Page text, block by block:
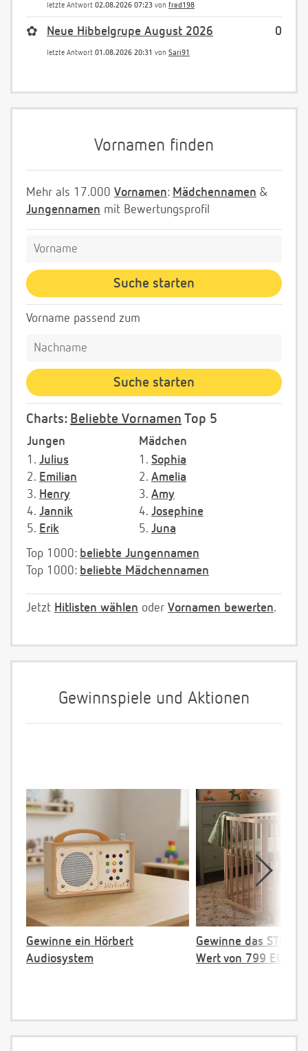
letzte Antwort 02.08.2026 07:23 von fred198
0
✿ Neue Hibbelgrupe August 2026
letzte Antwort 01.08.2026 20:31 von Sari91
Vornamen finden
Mehr als 17.000 Vornamen: Mädchennamen &
Jungennamen mit Bewertungsprofil
Vorname passend zum
Charts: Beliebte Vornamen Top 5
Jungen
Mädchen
1. Julius
2. Emilian
3. Henry
4. Jannik
5. Erik
1. Sophia
2. Amelia
3. Amy
4. Josephine
5. Juna
Top 1000: beliebte Jungennamen
Top 1000: beliebte Mädchennamen
Jetzt Hitlisten wählen oder Vornamen bewerten.
Gewinnspiele und Aktionen
Gewinne ein Hörbert
Audiosystem
Gewinne das
Wert von 799 EUR